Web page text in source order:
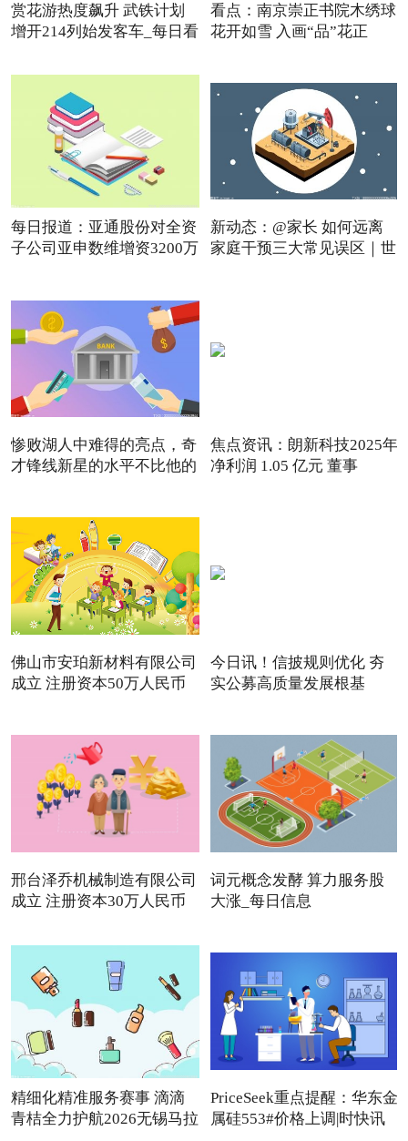
赏花游热度飙升 武铁计划
增开214列始发客车_每日看
看点：南京崇正书院木绣球
花开如雪 入画“品”花正
每日报道：亚通股份对全资
子公司亚申数维增资3200万
新动态：@家长 如何远离
家庭干预三大常见误区｜世
惨败湖人中难得的亮点，奇
才锋线新星的水平不比他的
焦点资讯：朗新科技2025年
净利润 1.05 亿元 董事
佛山市安珀新材料有限公司
成立 注册资本50万人民币
今日讯！信披规则优化 夯
实公募高质量发展根基
邢台泽乔机械制造有限公司
成立 注册资本30万人民币
词元概念发酵 算力服务股
大涨_每日信息
精细化精准服务赛事 滴滴
青桔全力护航2026无锡马拉
PriceSeek重点提醒：华东金
属硅553#价格上调|时快讯